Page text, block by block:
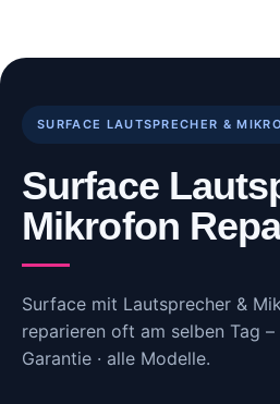
content
SURFACE LAUTSPRECHER &
Surface
Mikrofon
Surface mit Lautsprecher &
reparieren oft am selben Tag
Garantie · alle Modelle.